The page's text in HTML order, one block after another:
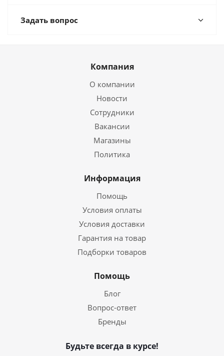
Задать вопрос
Компания
О компании
Новости
Сотрудники
Вакансии
Магазины
Политика
Информация
Помощь
Условия оплаты
Условия доставки
Гарантия на товар
Подборки товаров
Помощь
Блог
Вопрос-ответ
Бренды
Будьте всегда в курсе!